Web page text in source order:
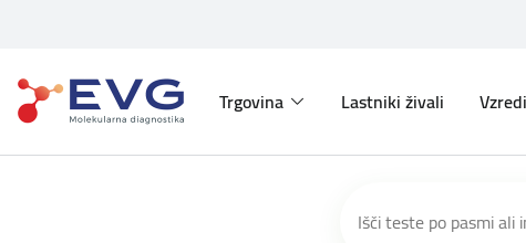
Trgovina Lastniki živali